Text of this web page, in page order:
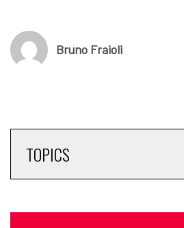
Bruno Fraioli
TOPICS